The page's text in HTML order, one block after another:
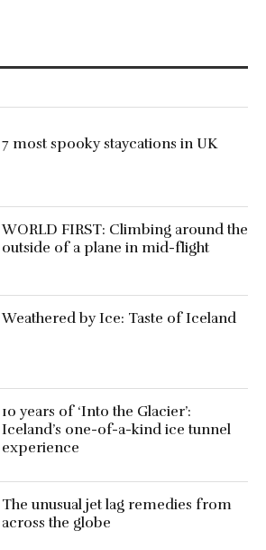
7 most spooky staycations in UK
WORLD FIRST: Climbing around the
outside of a plane in mid-flight
Weathered by Ice: Taste of Iceland
10 years of ‘Into the Glacier’:
Iceland’s one-of-a-kind ice tunnel
experience
The unusual jet lag remedies from
across the globe